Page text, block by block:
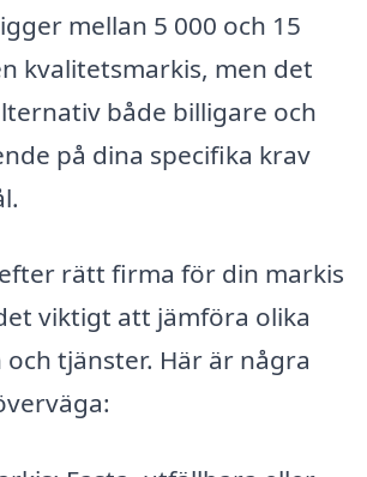
mellan 5 000 och 15
kvalitetsmarkis, men det
både billigare och
på dina specifika krav
rätt firma för din markis
viktigt att jämföra olika
tjänster. Här är några